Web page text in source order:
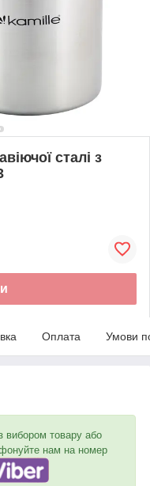
сталі з
Оплата Умови
вибором товару або
нам на номер